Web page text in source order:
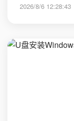
2026/8/6 12:28:43